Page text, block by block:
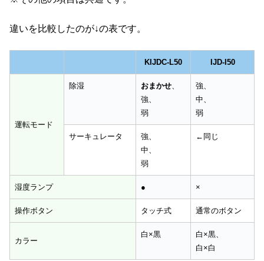
違いを比較したのが↓の表です。
KIJDC-L50 IJD-I50
運転モード
除湿 おまかせ、
強、
弱
強、
中、
弱
サーキュレータ
強、
中、
弱
←同じ
湿度ランプ ● ×
操作ボタン タッチ式 通常のボタン
カラー
白×黒
白×黒、
白×白